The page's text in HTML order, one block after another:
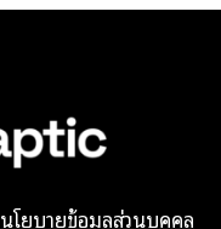
นโยบายข้อมูลส่วนบุคคล